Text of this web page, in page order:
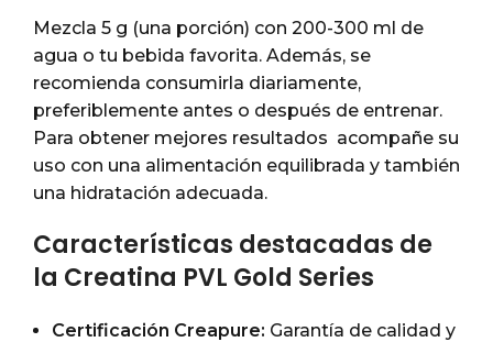
Mezcla 5 g (una porción) con 200-300 ml de
agua o tu bebida favorita. Además, se
recomienda consumirla diariamente,
preferiblemente antes o después de entrenar.
Para obtener mejores resultados acompañe su
uso con una alimentación equilibrada y también
una hidratación adecuada.
Características destacadas de
la Creatina PVL Gold Series
Certificación Creapure: Garantía de calidad y